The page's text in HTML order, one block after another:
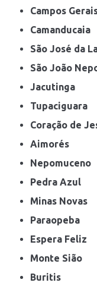
Campos
Camanducaia
São José da
São João
Jacutinga
Tupaciguara
Coração de
Aimorés
Nepomuceno
Pedra Azul
Minas Novas
Paraopeba
Espera Feliz
Monte Sião
Buritis